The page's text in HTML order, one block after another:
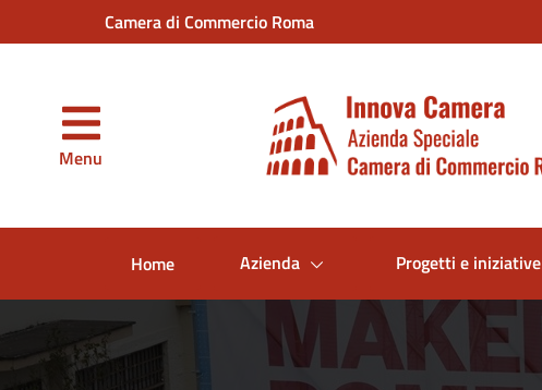
al contenuto principale
Camera di Commercio Roma
Menu
Home
Azienda Progetti e iniziative